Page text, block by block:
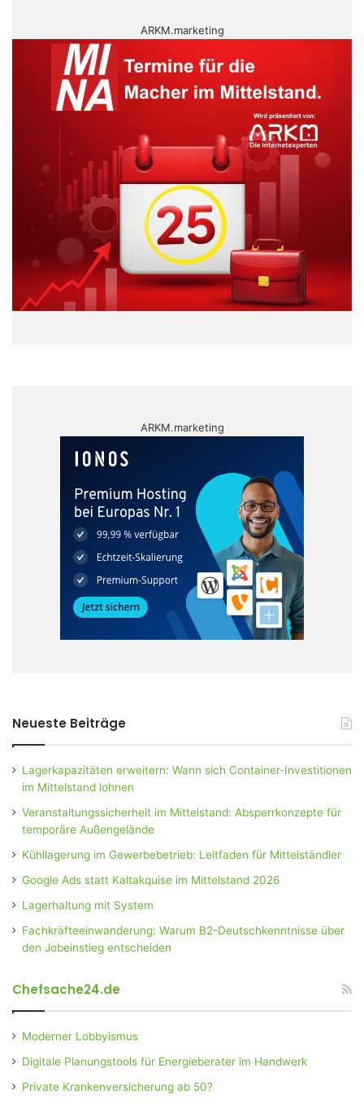
ARKM.marketing
ARKM.marketing
Neueste Beiträge
Lagerkapazitäten erweitern: Wann sich Container-Investitionen
im Mittelstand lohnen
Veranstaltungssicherheit im Mittelstand: Absperrkonzepte für
temporäre Außengelände
Kühllagerung im Gewerbebetrieb: Leitfaden für Mittelständler
Google Ads statt Kaltakquise im Mittelstand 2026
Lagerhaltung mit System
Fachkräfteeinwanderung: Warum B2-Deutschkenntnisse über
den Jobeinstieg entscheiden
Chefsache24.de
Moderner Lobbyismus
Digitale Planungstools für Energieberater im Handwerk
Private Krankenversicherung ab 50?